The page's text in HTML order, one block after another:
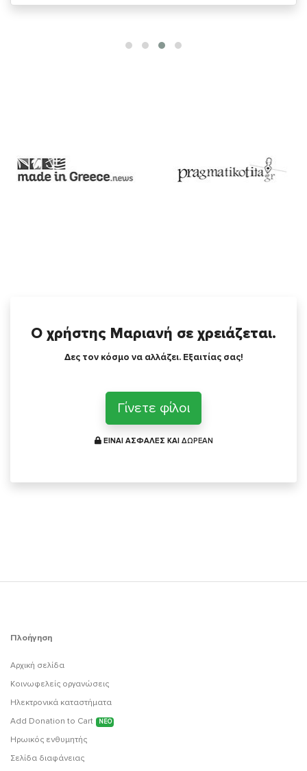
Ο χρήστης Μαριανή σε χρειάζεται.
Δες τον κόσμο να αλλάζει. Εξαιτίας σας!
Γίνετε φίλοι
ΕΙΝΑΙ ΑΣΦΑΛΕΣ ΚΑΙ ΔΩΡΕΑΝ
Πλοήγηση
Αρχική σελίδα
Κοινωφελείς οργανώσεις
Ηλεκτρονικά καταστήματα
Add Donation to Cart
ΝΕΟ
Ηρωικός ενθυμητής
Σελίδα διαφάνειας